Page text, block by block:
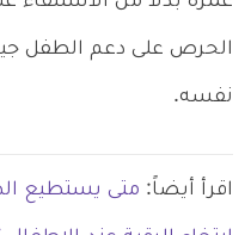
الحرص على دعم الطفل
نفسه.
اقرأ أيضاً: متى يستطيع